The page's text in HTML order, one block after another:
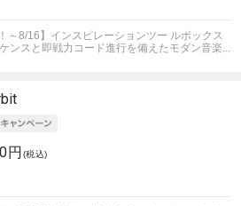
～8/16】インスピレーションツー ルボックス
ンスと即戦力コード進行を備えたモダン音楽...
円 (税込)